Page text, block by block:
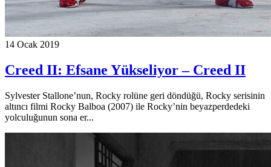
14 Ocak 2019
Creed II: Efsane Yükseliyor – Creed II
Sylvester Stallone’nun, Rocky rolüne geri döndüğü, Rocky serisinin
altıncı filmi Rocky Balboa (2007) ile Rocky’nin beyazperdedeki
yolculuğunun sona er...